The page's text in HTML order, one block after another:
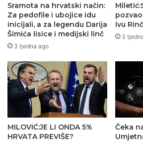
Sramota na hrvatski način:
Za pedofile i ubojice idu
inicijali, a za legendu Darija
Šimića lisice i medijski linč
3 tjedna ago
Ivu
3
MILOVIĆ:JE LI ONDA 5%
HRVATA PREVIŠE?
Čeka